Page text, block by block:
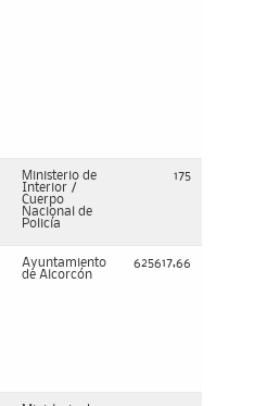
Ministerio de
Interior /
Cuerpo
Nacional de
Policía
175
Ayuntamiento
de Alcorcón
625617,66